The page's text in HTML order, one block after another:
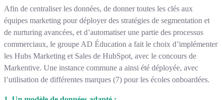
Afin de centraliser les données, de donner toutes les clés aux
équipes marketing pour déployer des stratégies de segmentation et
de nurturing avancées, et d’automatiser une partie des processus
commerciaux, le groupe AD Éducation a fait le choix d’implémenter
les Hubs Marketing et Sales de HubSpot, avec le concours de
Markentive. Une instance commune a ainsi été déployée, avec
l’utilisation de différentes marques (7) pour les écoles onboardées.